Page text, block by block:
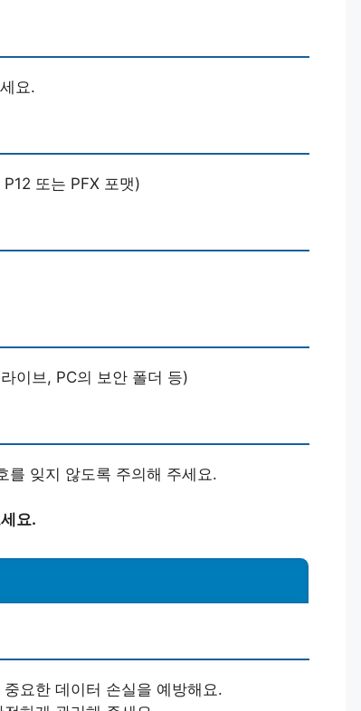
요.
또는 PFX 포맷)
이브, PC의 보안 폴더 등)
를 잊지 않도록 주의해 주세요.
요.
요한 데이터 손실을 예방해요.